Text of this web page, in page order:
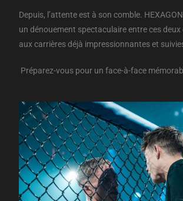
Depuis, l’attente est à son comble.
un dénouement spectaculaire entre ces
aux carrières déjà impressionnantes et
Préparez-vous pour un face-à-face